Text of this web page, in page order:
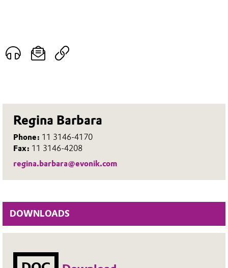
Regina Barbara
Phone: 11 3146-4170
Fax: 11 3146-4208
regina.barbara@evonik.com
DOWNLOADS